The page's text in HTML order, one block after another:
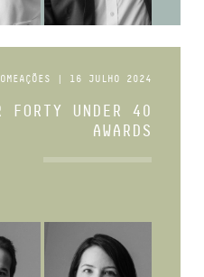
| 16 JULHO 2024
FORTY UNDER 40
AWARDS